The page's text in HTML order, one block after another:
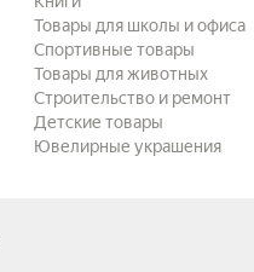
Товары для школы и офиса
Спортивные товары
Товары для животных
Строительство и ремонт
Детские товары
Ювелирные украшения